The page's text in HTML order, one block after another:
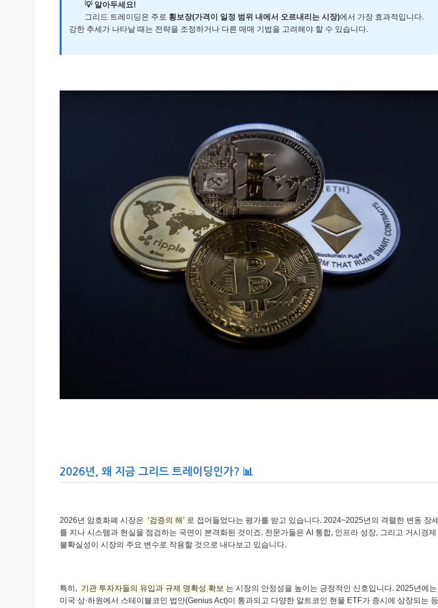
💡 알아두세요!
그리드 트레이딩은 주로 횡보장(가격이 일정 범위 내에서 오르내리는 시장)에서 가장 효과적입니다.
강한 추세가 나타날 때는 전략을 조정하거나 다른 매매 기법을 고려해야 할 수 있습니다.
2026년, 왜 지금 그리드 트레이딩인가? 📊
2026년 암호화폐 시장은 ‘검증의 해’ 로 접어들었다는 평가를 받고 있습니다. 2024~2025년의 격렬한 변동 장
를 지나 시스템과 현실을 점검하는 국면이 본격화된 것이죠. 전문가들은 AI 통합, 인프라 성장, 그리고 거시경제
불확실성이 시장의 주요 변수로 작용할 것으로 내다보고 있습니다.
특히, 기관 투자자들의 유입과 규제 명확성 확보 는 시장의 안정성을 높이는 긍정적인 신호입니다. 2025년에는
미국 상·하원에서 스테이블코인 법안(Genius Act)이 통과되고 다양한 알트코인 현물 ETF가 증시에 상장되는 등